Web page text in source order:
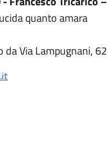
quanto amara
da Via Lampugnani, 62